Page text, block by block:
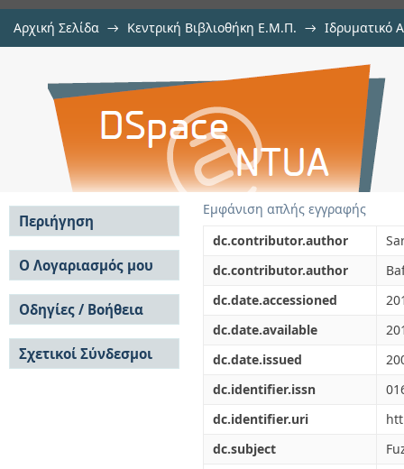
Αρχική Σελίδα → Κεντρική Βιβλιοθήκη Ε.Μ.Π. → Ιδρυματικό
Fuzzy model predictive
algorithms
Εμφάνιση απλής εγγραφής
dc.contributor.author
dc.contributor.author
dc.date.accessioned
dc.date.available
dc.date.issued
dc.identifier.issn
dc.identifier.uri
dc.subject
Περιήγηση
Σε όλο το DSpace
Κοινότητες & Συλλογές
Ανά Ημερομηνία
Έκδοσης
Συγγραφείς
Τίτλοι
Θέματα
Ο Λογαριασμός μου
Σύνδεση
Εγγραφή
Οδηγίες / Βοήθεια
Οδηγίες Υποβολής
Οδηγίες Χρήσης ΙΑ
Συχνές Ερωτήσεις
Σχετικοί Σύνδεσμοι